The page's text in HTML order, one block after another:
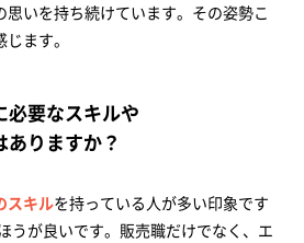
思いを持ち続けています。その姿勢こ
ます。
必要なスキルや
ありますか？
スキルを持っている人が多い印象です
うが良いです。販売職だけでなく、エ